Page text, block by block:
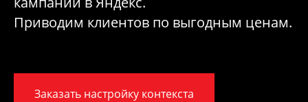
Приводим клиентов по выгодным ценам.
Заказать настройку контекста